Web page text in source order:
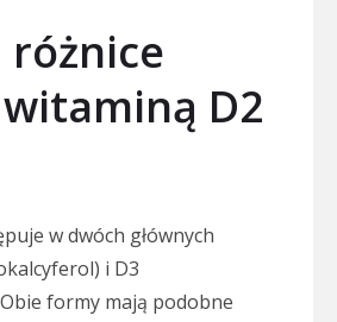
różnice
D2
w dwóch głównych
i D3
formy mają podobne